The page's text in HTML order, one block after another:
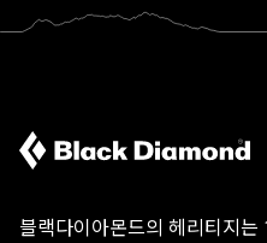
블랙다이아몬드의 헤리티지는